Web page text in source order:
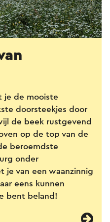
je de mooiste
doorsteekjes door
de beek rustgevend
op de top van de
beroemdste
onder
je van een waanzinnig
eens kunnen
bent beland!